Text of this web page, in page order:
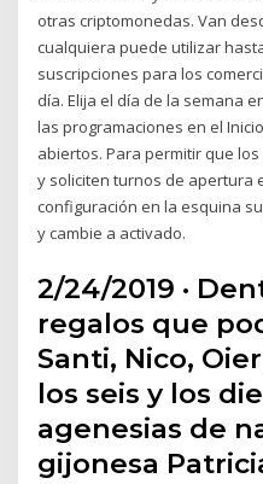
otras criptomonedas. Van
cualquiera puede utilizar
suscripciones para los
día. Elija el día de la semana
las programaciones en el
abiertos. Para permitir que
y soliciten turnos de apertura
configuración en la esquina
y cambie a activado.
2/24/2019 ·
regalos que
Santi, Nico,
los seis y los
agenesias de
gijonesa